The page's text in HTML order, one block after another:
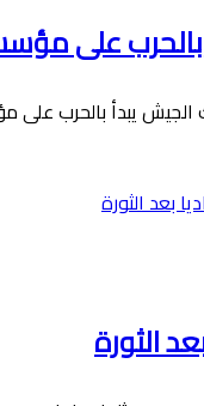
على
يبدأ بالحرب على
الثورة